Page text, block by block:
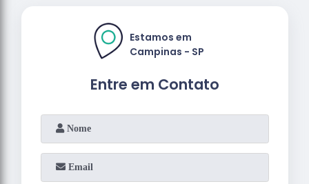
Entre em Contato
Estamos em
Campinas - SP